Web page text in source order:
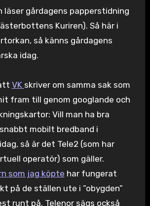
läser gårdagens papperstidning
Kuriren). Så här i
så känns gårdagens
idag.
VK skriver om samma sak som
fram till genom googlande och
Vill man ha bra
mobilt bredband i
så är det Tele2 (som har
operatör) som gäller.
som jag köpte har fungerat
på de ställen ute i ”obygden”
runt på. Telenor sägs också